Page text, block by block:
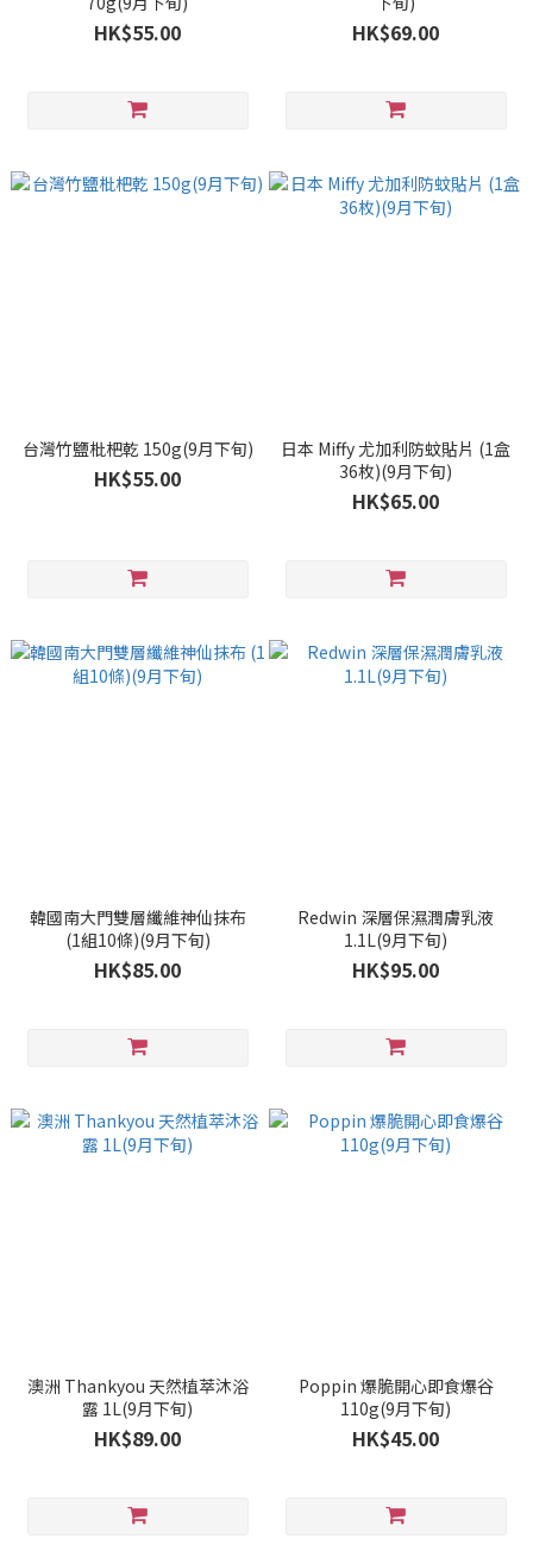
HK$55.00 HK$69.00
台灣竹鹽枇杷乾 150g(9月下旬)
HK$55.00
日本 Miffy 尤加利防蚊貼片 (1盒
36枚)(9月下旬)
HK$65.00
韓國南大門雙層纖維神仙抹布
(1組10條)(9月下旬)
HK$85.00
Redwin 深層保濕潤膚乳液
1.1L(9月下旬)
HK$95.00
澳洲 Thankyou 天然植萃沐浴
露 1L(9月下旬)
HK$89.00
Poppin 爆脆開心即食爆谷
110g(9月下旬)
HK$45.00